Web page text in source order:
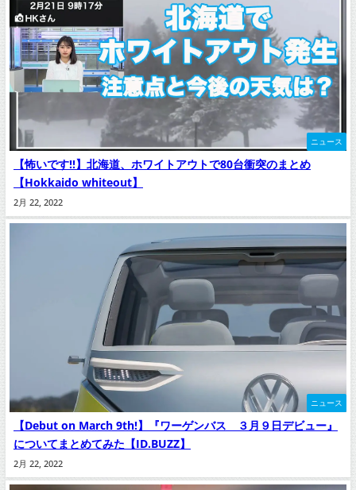
ニュース
【怖いです‼】北海道、ホワイトアウトで80台衝突のまとめ
【Hokkaido whiteout】
2月 22, 2022
ニュース
【Debut on March 9th!】『ワーゲンバス ３月９日デビュー』
についてまとめてみた【ID.BUZZ】
2月 22, 2022